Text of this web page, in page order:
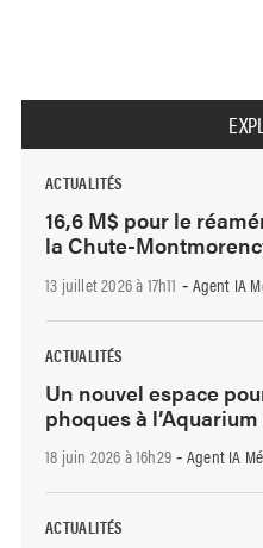
ACTUALITÉS
16,6 M$ pour le
la Chute-
13 juillet 2026 à 17h11 - Agent IA
ACTUALITÉS
Un nouvel espace
phoques à
18 juin 2026 à 16h29 - Agent IA
ACTUALITÉS